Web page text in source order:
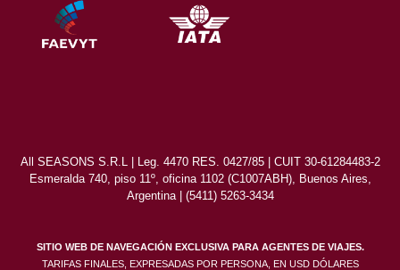
All SEASONS S.R.L | Leg. 4470 RES. 0427/85 | CUIT 30-61284483-2
Esmeralda 740, piso 11º, oficina 1102 (C1007ABH), Buenos Aires,
Argentina | (5411) 5263-3434
SITIO WEB DE NAVEGACIÓN EXCLUSIVA PARA AGENTES DE VIAJES.
TARIFAS FINALES, EXPRESADAS POR PERSONA, EN USD DÓLARES